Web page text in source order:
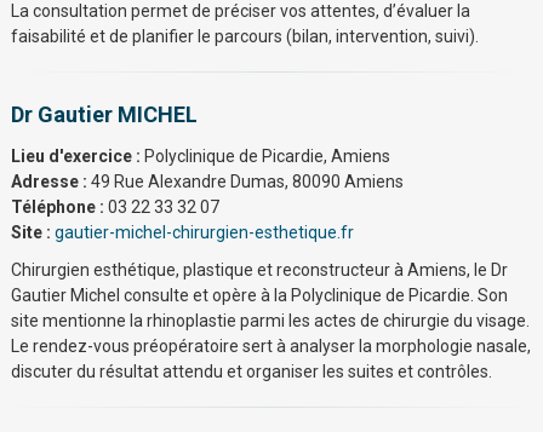
La consultation permet de préciser vos attentes, d’évaluer la
faisabilité et de planifier le parcours (bilan, intervention, suivi).
Dr Gautier MICHEL
Lieu d'exercice : Polyclinique de Picardie, Amiens
Adresse : 49 Rue Alexandre Dumas, 80090 Amiens
Téléphone : 03 22 33 32 07
Site : gautier-michel-chirurgien-esthetique.fr
Chirurgien esthétique, plastique et reconstructeur à Amiens, le Dr
Gautier Michel consulte et opère à la Polyclinique de Picardie. Son
site mentionne la rhinoplastie parmi les actes de chirurgie du visage.
Le rendez-vous préopératoire sert à analyser la morphologie nasale,
discuter du résultat attendu et organiser les suites et contrôles.